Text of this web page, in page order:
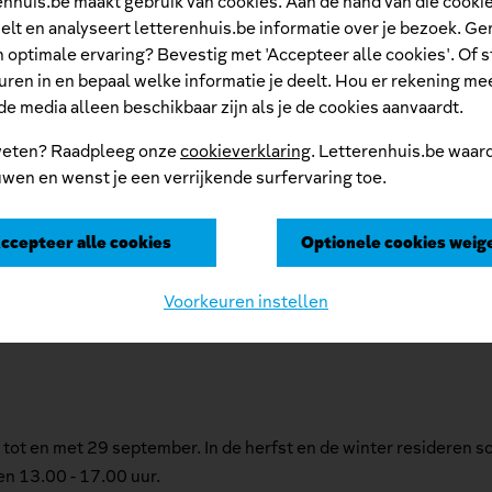
en analyseert letterenhuis.be informatie over je bezoek.
optimale ervaring? Bevestig met 'Accepteer alle cookies'. Of
in en bepaal welke informatie je deelt. Hou er rekening
media alleen beschikbaar zijn als je de cookies aanvaardt.
Raadpleeg onzecookieverklaring. Letterenhuis.be
en wenst je een verrijkende surfervaring toe.
alle cookies Optionele cookies
Voorkeuren instellen
de kunstwerken van zijn vrienden, zijn reissouvenirs, zijn
filmpjes gidst je door het huis, de tuin, het leven en het
die hij zo liefhad.
goed voor ruim 40 meter documenten en duizenden
en met 29 september. In de herfst en de winter resideren
13.00 - 17.00 uur.